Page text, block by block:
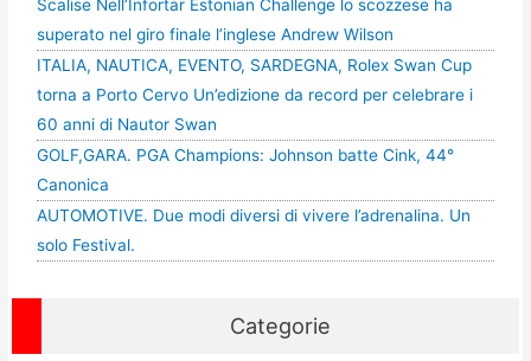
Scalise Nell’Infortar Estonian Challenge lo scozzese ha
superato nel giro finale l’inglese Andrew Wilson
ITALIA, NAUTICA, EVENTO, SARDEGNA, Rolex Swan Cup
torna a Porto Cervo Un’edizione da record per celebrare i
60 anni di Nautor Swan
GOLF,GARA. PGA Champions: Johnson batte Cink, 44°
Canonica
AUTOMOTIVE. Due modi diversi di vivere l’adrenalina. Un
solo Festival.
Categorie